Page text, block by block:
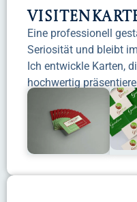
Eine professionell
Seriosität und bleibt
Ich entwickle Karten,
hochwertig